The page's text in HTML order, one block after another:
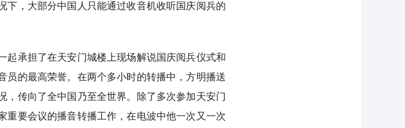
下，大部分中国人只能通过收音机收听国庆阅兵的
承担了在天安门城楼上现场解说国庆阅兵仪式和
员的最高荣誉。在两个多小时的转播中，方明播送
，传向了全中国乃至全世界。除了多次参加天安门
重要会议的播音转播工作，在电波中他一次又一次